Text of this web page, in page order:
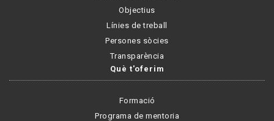
Objectius
Línies de treball
Persones sòcies
Transparència
Què t'oferim
Formació
Programa de mentoria